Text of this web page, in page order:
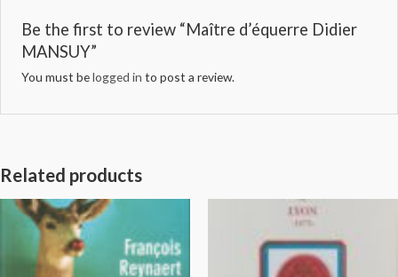
Be the first to review “Maître d’équerre Didier
MANSUY”
You must belogged in to post a review.
Related products